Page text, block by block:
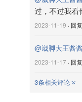
过，不过我看
2023-11-19 · 回复
@崴脚大王酱
2023-11-17 · 回复
3条相关评论